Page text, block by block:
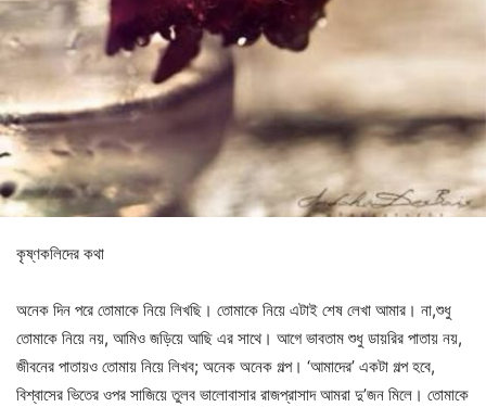
কৃষ্ণকলিদের কথা
অনেক দিন পরে তোমাকে নিয়ে লিখছি। তোমাকে নিয়ে এটাই শেষ লেখা আমার। না,শুধু
তোমাকে নিয়ে নয়, আমিও জড়িয়ে আছি এর সাথে। আগে ভাবতাম শুধু ডায়রির পাতায় নয়,
জীবনের পাতায়ও তোমায় নিয়ে লিখব; অনেক অনেক গল্প। ‘আমাদের’ একটা গল্প হবে,
বিশ্বাসের ভিতের ওপর সাজিয়ে তুলব ভালোবাসার রাজপ্রাসাদ আমরা দু’জন মিলে। তোমাকে